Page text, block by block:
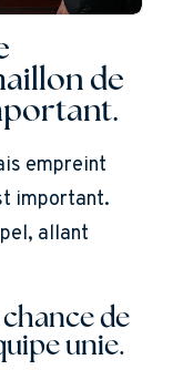
de
empreint
important.
allant
de
unie.